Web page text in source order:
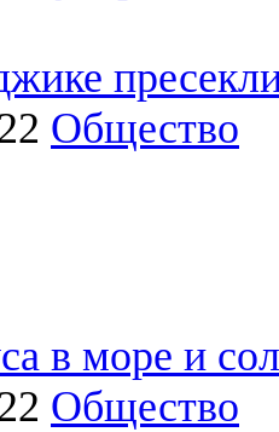
Общество
в море и
Общество